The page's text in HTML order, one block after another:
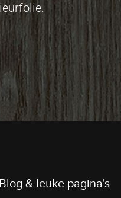
Blog & leuke pagina's